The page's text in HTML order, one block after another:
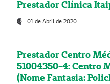
Prestador Clínica
01 de Abril de 2020
Prestador Centro
51004350-4: Centro
(Nome Fantasia: